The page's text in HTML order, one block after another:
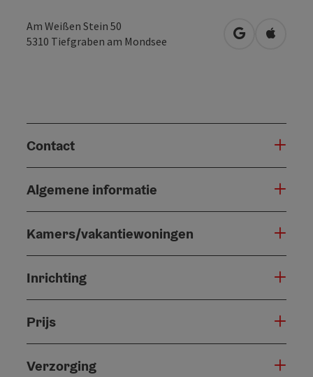
Am Weißen Stein 50
5310 Tiefgraben am Mondsee Openen in
Contact
Algemene informatie
Kamers/vakantiewoningen
Inrichting
Prijs
Verzorging